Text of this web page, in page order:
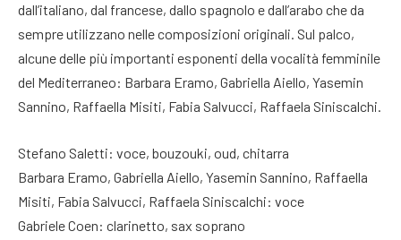
dall’italiano, dal francese, dallo spagnolo e dall’arabo che da
sempre utilizzano nelle composizioni originali. Sul palco,
alcune delle più importanti esponenti della vocalità femminile
del Mediterraneo: Barbara Eramo, Gabriella Aiello, Yasemin
Sannino, Raffaella Misiti, Fabia Salvucci, Raffaela Siniscalchi.
Stefano Saletti: voce, bouzouki, oud, chitarra
Barbara Eramo, Gabriella Aiello, Yasemin Sannino, Raffaella
Misiti, Fabia Salvucci, Raffaela Siniscalchi: voce
Gabriele Coen: clarinetto, sax soprano